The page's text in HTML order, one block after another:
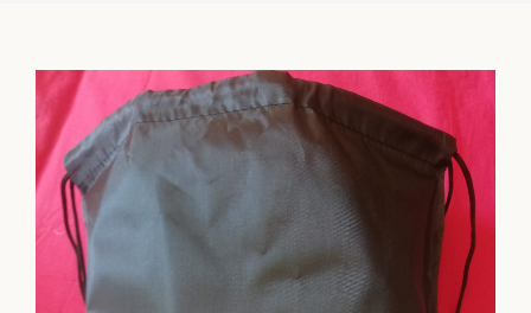
Gadget
Corsi Online
Link Utili e Moduli